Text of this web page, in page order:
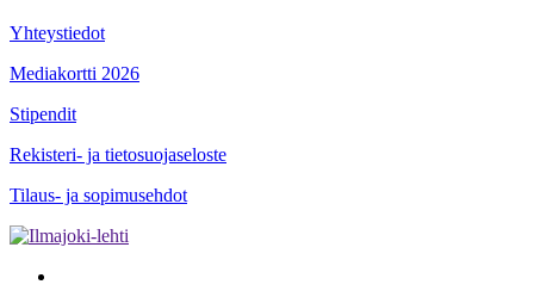
Yhteystiedot
Mediakortti 2026
Stipendit
Rekisteri- ja tietosuojaseloste
Tilaus- ja sopimusehdot